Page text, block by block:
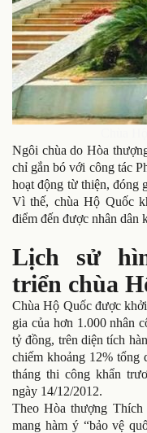
Ngôi chùa do Hòa
chỉ gắn bó với công tác
hoạt động từ thiện, đóng
Vì thế, chùa Hộ Quốc
điểm đến được nhân dân
Lịch sử
triển chùa
Chùa Hộ Quốc được
gia của hơn 1.000 nhân
tỷ đồng, trên diện tích
chiếm khoảng 12% tổng
tháng thi công khẩn
ngày 14/12/2012.
Theo Hòa thượng
mang hàm ý “bảo vệ